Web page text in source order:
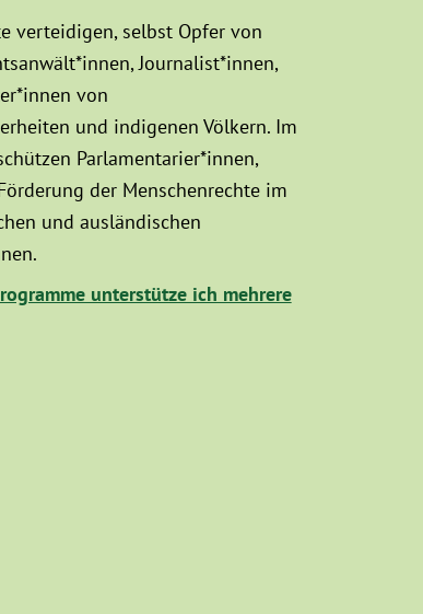
verteidigen, selbst Opfer von
Journalist*innen,
von
und indigenen Völkern. Im
Parlamentarier*innen,
der Menschenrechte im
und ausländischen
unterstütze ich mehrere